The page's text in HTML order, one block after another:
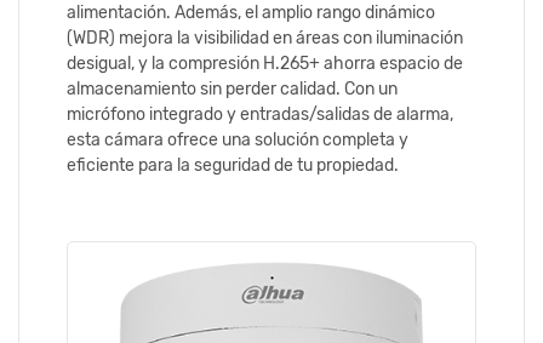
alimentación. Además, el amplio rango dinámico
(WDR) mejora la visibilidad en áreas con iluminación
desigual, y la compresión H.265+ ahorra espacio de
almacenamiento sin perder calidad. Con un
micrófono integrado y entradas/salidas de alarma,
esta cámara ofrece una solución completa y
eficiente para la seguridad de tu propiedad.